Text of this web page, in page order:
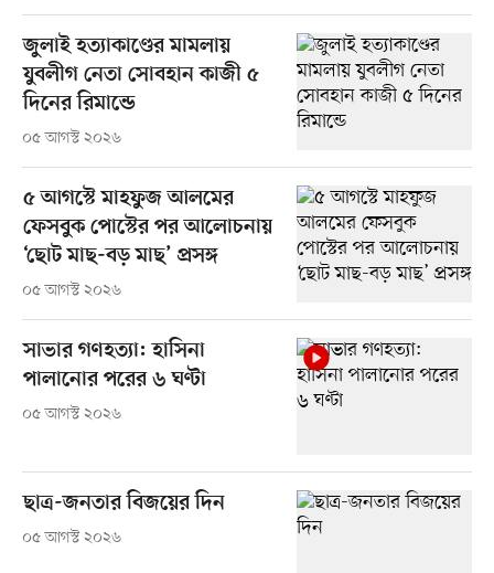
জুলাই হত্যাকাণ্ডের মামলায়
যুবলীগ নেতা সোবহান কাজী ৫
দিনের রিমান্ডে
০৫ আগস্ট ২০২৬
৫ আগস্টে মাহফুজ আলমের
ফেসবুক পোস্টের পর আলোচনায়
‘ছোট মাছ-বড় মাছ’ প্রসঙ্গ
০৫ আগস্ট ২০২৬
সাভার গণহত্যা: হাসিনা
পালানোর পরের ৬ ঘণ্টা
০৫ আগস্ট ২০২৬
ছাত্র-জনতার বিজয়ের দিন
০৫ আগস্ট ২০২৬